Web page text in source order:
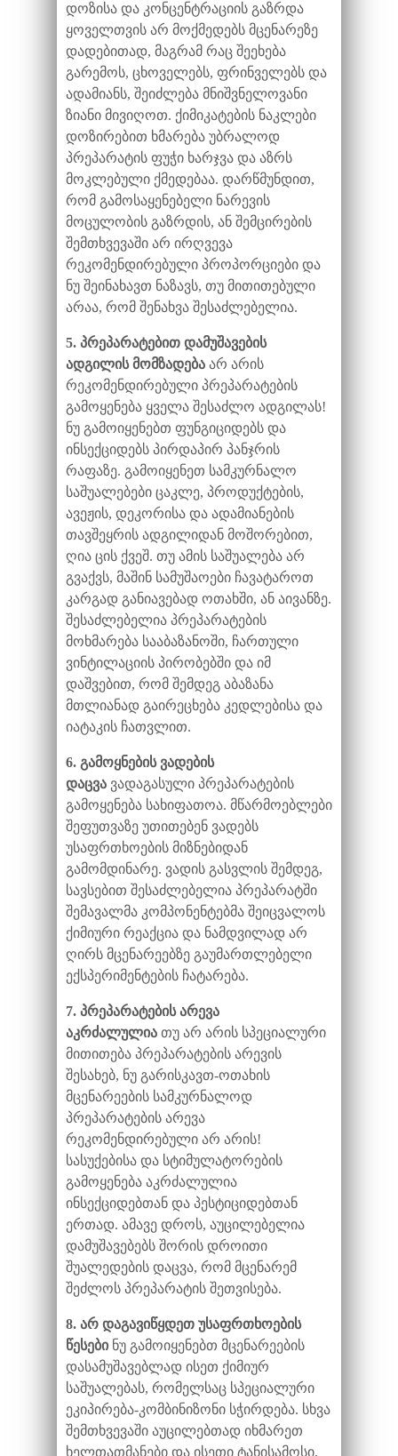
დოზისა და კონცენტრაციის გაზრდა
ყოველთვის არ მოქმედებს მცენარეზე
დადებითად, მაგრამ რაც შეეხება
გარემოს, ცხოველებს, ფრინველებს და
ადამიანს, შეიძლება მნიშვნელოვანი
ზიანი მივიღოთ. ქიმიკატების ნაკლები
დოზირებით ხმარება უბრალოდ
პრეპარატის ფუჭი ხარჯვა და აზრს
მოკლებული ქმედებაა. დარწმუნდით,
რომ გამოსაყენებელი ნარევის
მოცულობის გაზრდის, ან შემცირების
შემთხვევაში არ ირღვევა
რეკომენდირებული პროპორციები და
ნუ შეინახავთ ნაზავს, თუ მითითებული
არაა, რომ შენახვა შესაძლებელია.
5. პრეპარატებით დამუშავების
ადგილის მომზადება არ არის
რეკომენდირებული პრეპარატების
გამოყენება ყველა შესაძლო ადგილას!
ნუ გამოიყენებთ ფუნგიციდებს და
ინსექციდებს პირდაპირ პანჯრის
რაფაზე. გამოიყენეთ სამკურნალო
საშუალებები ცაკლე, პროდუქტების,
ავეჟის, დეკორისა და ადამიანების
თავშეყრის ადგილიდან მოშორებით,
ღია ცის ქვეშ. თუ ამის საშუალება არ
გვაქვს, მაშინ სამუშაოები ჩავატაროთ
კარგად განიავებად ოთახში, ან აივანზე.
შესაძლებელია პრეპარატების
მოხმარება სააბაზანოში, ჩართული
ვინტილაციის პირობებში და იმ
დაშვებით, რომ შემდეგ აბაზანა
მთლიანად გაირეცხება კედლებისა და
იატაკის ჩათვლით.
6. გამოყნების ვადების
დაცვა ვადაგასული პრეპარატების
გამოყენება სახიფათოა. მწარმოებლები
შეფუთვაზე უთითებენ ვადებს
უსაფრთხოების მიზნებიდან
გამომდინარე. ვადის გასვლის შემდეგ,
სავსებით შესაძლებელია პრეპარატში
შემავალმა კომპონენტებმა შეიცვალოს
ქიმიური რეაქცია და ნამდვილად არ
ღირს მცენარეებზე გაუმართლებელი
ექსპერიმენტების ჩატარება.
7. პრეპარატების არევა
აკრძალულია თუ არ არის სპეციალური
მითითება პრეპარატების არევის
შესახებ, ნუ გარისკავთ-ოთახის
მცენარეების სამკურნალოდ
პრეპარატების არევა
რეკომენდირებული არ არის!
სასუქებისა და სტიმულატორების
გამოყენება აკრძალულია
ინსექციდებთან და პესტიციდებთან
ერთად. ამავე დროს, აუცილებელია
დამუშავებებს შორის დროითი
შუალედების დაცვა, რომ მცენარემ
შეძლოს პრეპარატის შეთვისება.
8. არ დაგავიწყდეთ უსაფრთხოების
წესები ნუ გამოიყენებთ მცენარეების
დასამუშავებლად ისეთ ქიმიურ
საშუალებას, რომელსაც სპეციალური
ეკიპირება-კომბინიზონი სჭირდება. სხვა
შემთხვევაში აუცილებთად იხმარეთ
ხელთათმანები და ისეთი ტანისამოსი,